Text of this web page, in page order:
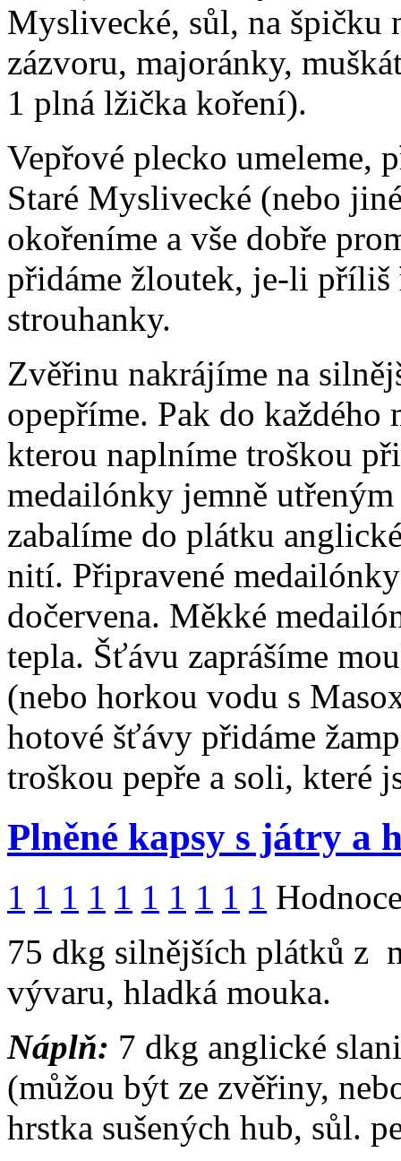
Myslivecké, sůl, na špičku
zázvoru, majoránky,
1 plná lžička koření).
Vepřové plecko umeleme,
Staré Myslivecké (nebo
okořeníme a vše dobře
přidáme žloutek, je-li příliš
strouhanky.
Zvěřinu nakrájíme na
opepříme. Pak do každého
kterou naplníme troškou
medailónky jemně
zabalíme do plátku
nití. Připravené
dočervena. Měkké
tepla. Šťávu zaprášíme
(nebo horkou vodu s
hotové šťávy přidáme
troškou pepře a soli, které
Plněné kapsy s játry a
1 1 1 1 1 1 1 1 1 1
75 dkg silnějších plátků z
vývaru, hladká mouka.
Náplň: 7 dkg anglické
(můžou být ze zvěřiny,
hrstka sušených hub, sůl.